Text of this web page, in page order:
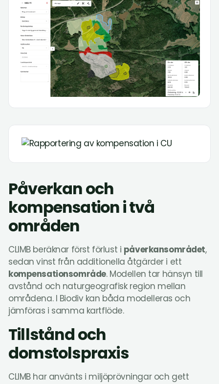
Påverkan och
kompensation i två
områden
CLIMB beräknar först förlust i påverkansområdet,
sedan vinst från additionella åtgärder i ett
kompensationsområde. Modellen tar hänsyn till
avstånd och naturgeografisk region mellan
områdena. I Biodiv kan båda modelleras och
jämföras i samma kartflöde.
Tillstånd och
domstolspraxis
CLIMB har använts i miljöprövningar och gett